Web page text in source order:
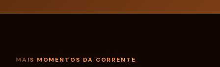
MAIS MOMENTOS DA CORRENTE